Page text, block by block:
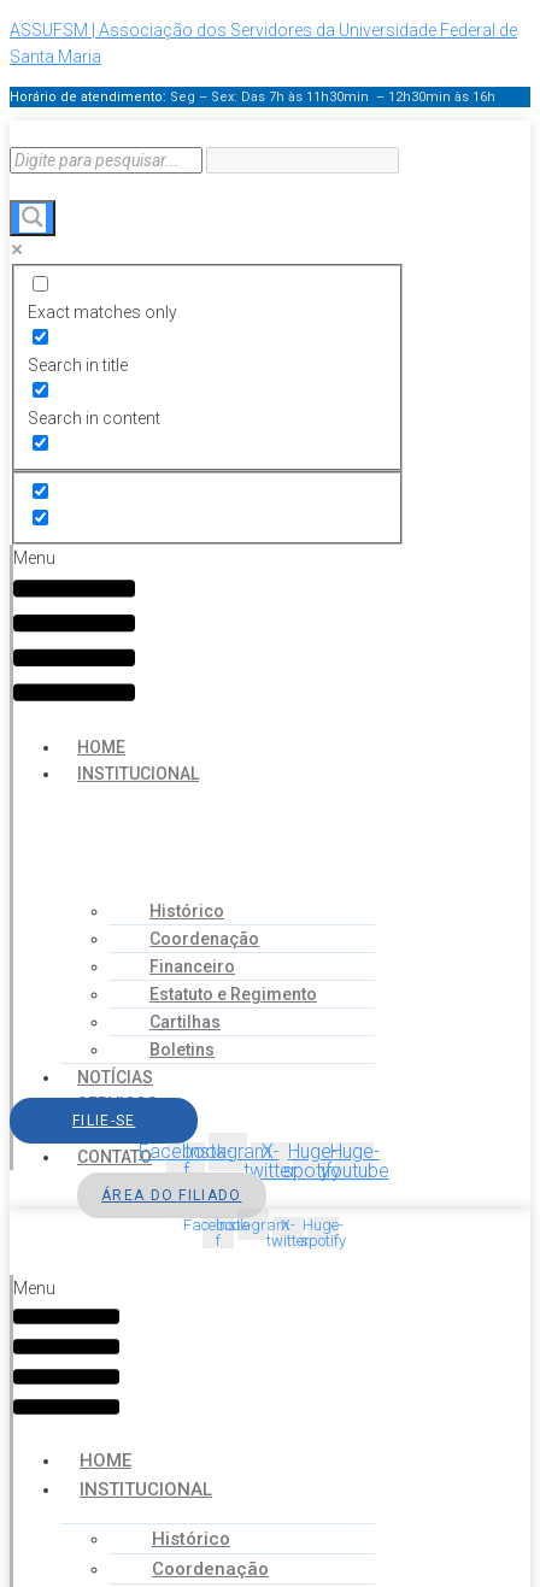
ASSUFSM | Associação dos Servidores da Universidade Federal de
Santa Maria
Horário de atendimento: Seg – Sex: Das 7h às 11h30min – 12h30min às 16h
Exact matches only
Search in title
Search in content
Menu
HOME
INSTITUCIONAL
Histórico
Coordenação
Financeiro
Estatuto e Regimento
Cartilhas
Boletins
NOTÍCIAS
SERVIÇOS
AGENDA
CONTATO
FILIE-SE
Facebook-
f
InstagramX-
twitter
Huge-
spotify
Huge-
youtube
ÁREA DO FILIADO
Facebook-
f
InstagramX-
twitter
Huge-
spotify
Menu
HOME
INSTITUCIONAL
Histórico
Coordenação